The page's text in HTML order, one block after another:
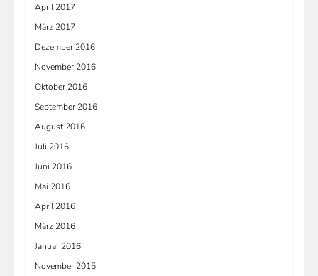
April 2017
März 2017
Dezember 2016
November 2016
Oktober 2016
September 2016
August 2016
Juli 2016
Juni 2016
Mai 2016
April 2016
März 2016
Januar 2016
November 2015